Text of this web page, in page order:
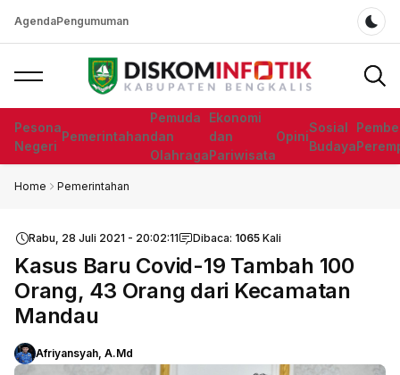
AgendaPengumuman
Pesona
Negeri
Pemerintahan
Pemuda
dan
Olahraga
Ekonomi
dan
Pariwisata
Opini
Sosial
Budaya
Home Pemerintahan
Rabu, 28 Juli 2021 - 20:02:11 Dibaca: 1065 Kali
Kasus Baru Covid-19 Tambah 100
Orang, 43 Orang dari Kecamatan
Mandau
Afriyansyah, A.Md